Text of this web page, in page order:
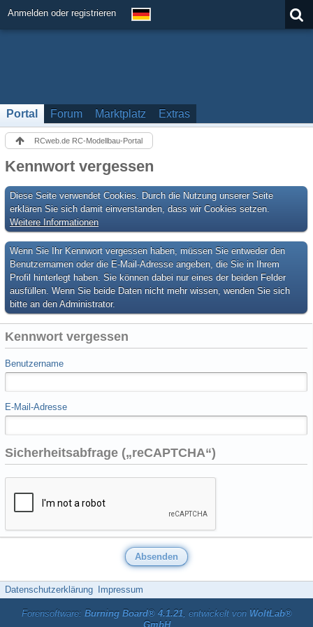
Anmelden oder registrieren
Portal Forum Marktplatz Extras
RCweb.de RC-Modellbau-Portal
Kennwort vergessen
Diese Seite verwendet Cookies. Durch die Nutzung unserer Seite
erklären Sie sich damit einverstanden, dass wir Cookies setzen.
Weitere Informationen
Wenn Sie Ihr Kennwort vergessen haben, müssen Sie entweder den
Benutzernamen oder die E-Mail-Adresse angeben, die Sie in Ihrem
Profil hinterlegt haben. Sie können dabei nur eines der beiden Felder
ausfüllen. Wenn Sie beide Daten nicht mehr wissen, wenden Sie sich
bitte an den Administrator.
Kennwort vergessen
Benutzername
E-Mail-Adresse
Sicherheitsabfrage („reCAPTCHA“)
Datenschutzerklärung Impressum
Forensoftware: Burning Board® 4.1.21, entwickelt von WoltLab®
GmbH